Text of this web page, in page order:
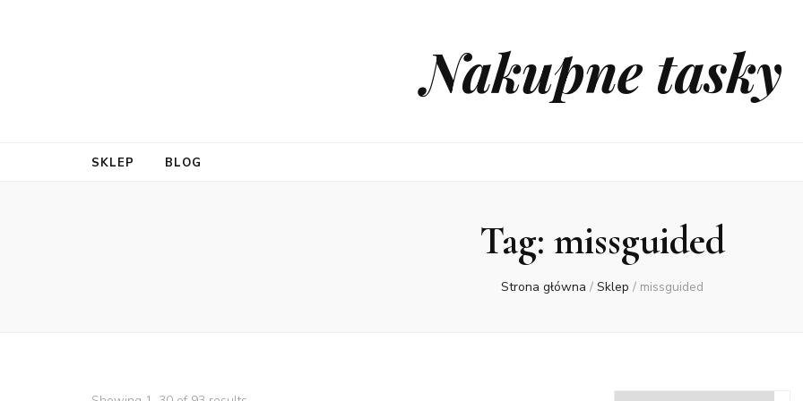
Nakupne tasky
SKLEP BLOG
Tag: missguided
Strona główna / Sklep / missguided